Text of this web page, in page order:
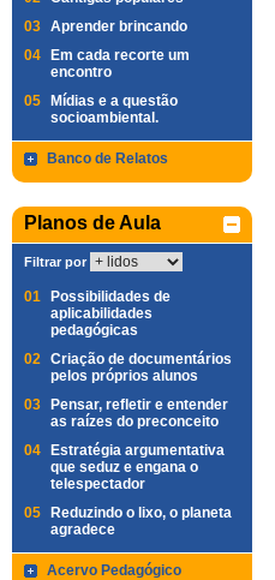
03 Aprender brincando
04
Em cada recorte um
encontro
05
Mídias e a questão
socioambiental.
Banco de Relatos
Planos de Aula
Filtrar por
01
Possibilidades de
aplicabilidades
pedagógicas
02 Criação de documentários
pelos próprios alunos
03
Pensar, refletir e entender
as raízes do preconceito
04
Estratégia argumentativa
que seduz e engana o
telespectador
05
Reduzindo o lixo, o planeta
agradece
Acervo Pedagógico